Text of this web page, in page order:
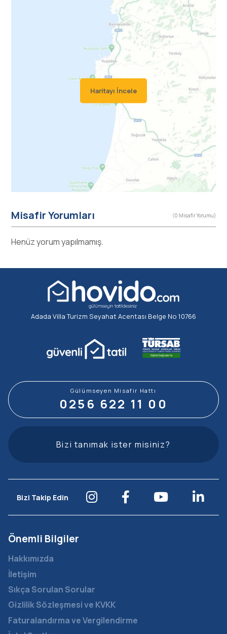
Haritayı İncele
Misafir Yorumları (0 Misafir Yorumu)
Henüz yorum yapılmamış.
Adada Villa Turizm Seyahat Acentası Belge No 10766
Önemli Bilgiler
Hakkımızda
İletişim
Sıkça Sorulan Sorular
Gizlilik Sözleşmesi ve KVKK
Faturalandırma ve Vergilendirme
Gülümseyen Misafir Hattı
0256 622 11 00
Bizi tanımak ister misiniz?
Bizi Takip Edin